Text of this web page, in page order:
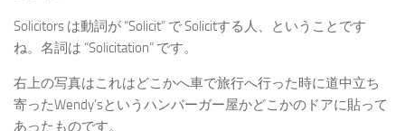
Solicitors は動詞が “Solicit” で Solicitする人、ということです
ね。名詞は “Solicitation” です。
右上の写真はこれはどこかへ車で旅行へ行った時に道中立ち
寄ったWendy’sというハンバーガー屋かどこかのドアに貼って
あったものです。